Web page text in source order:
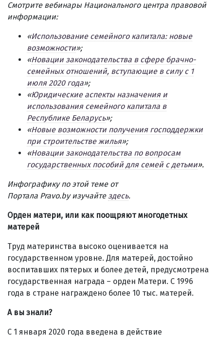
Смотрите вебинары Национального центра правовой
информации:
«Использование семейного капитала: новые
возможности»;
«Новации законодательства в сфере брачно-
семейных отношений, вступающие в силу с 1
июля 2020 года»;
«Юридические аспекты назначения и
использования семейного капитала в
Республике Беларусь»;
«Новые возможности получения господдержки
при строительстве жилья»;
«Новации законодательства по вопросам
государственных пособий для семей с детьми».
Инфографику по этой теме от
Портала Pravo.by изучайтездесь.
Орден матери, или как поощряют многодетных
матерей
Труд материнства высоко оценивается на
государственном уровне. Для матерей, достойно
воспитавших пятерых и более детей, предусмотрена
государственная награда – орден Матери. С 1996
года в стране награждено более 10 тыс. матерей.
А вы знали?
С 1 января 2020 года введена в действие